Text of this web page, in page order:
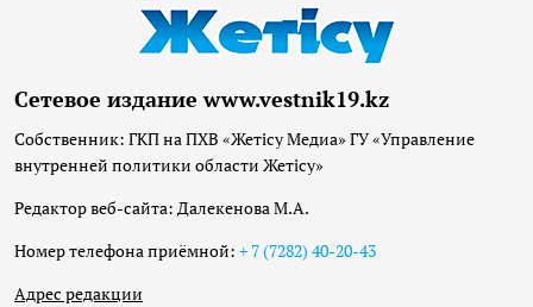
Сетевое издание www.vestnik19.kz
Собственник: ГКП на ПХВ «Жетісу Медиа» ГУ «Управление
внутренней политики области Жетісу»
Редактор веб-сайта: Далекенова М.А.
Номер телефона приёмной: + 7 (7282) 40-20-43
Адрес редакции